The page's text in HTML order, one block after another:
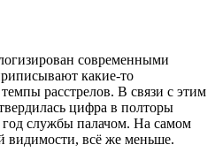
современными
какие-то
расстрелов. В связи с этим
цифра в полторы
службы палачом. На самом
видимости, всё же меньше.